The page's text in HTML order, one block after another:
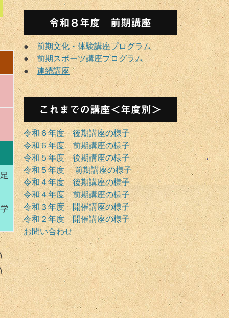
令和８年度 前期講座
●前期文化・体験講座プログラム
●前期スポーツ講座プログラム
●連続講座
これまでの講座＜年度別＞
令和６年度 後期講座の様子
令和６年度 前期講座の様子
令和５年度 後期講座の様子
令和５年度 前期講座の様子
令和４年度 後期講座の様子
令和４年度 前期講座の様子
令和３年度 開催講座の様子
令和２年度 開催講座の様子
お問い合わせ